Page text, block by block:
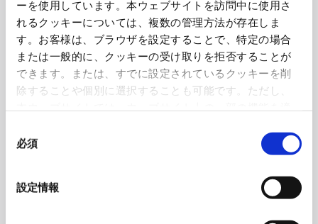
ーを使用しています。本ウェブサイトを訪問中に使用さ
れるクッキーについては、複数の管理方法が存在しま
す。お客様は、ブラウザを設定することで、特定の場合
または一般的に、クッキーの受け取りを拒否することが
できます。または、すでに設定されているクッキーを削
除することや個別に選択することも可能です。ただし、
いるので、ご注意ください。これらのクッキーが受け入
れられない場合、本ウェブサイトの機能が制限される場
必須
設定情報